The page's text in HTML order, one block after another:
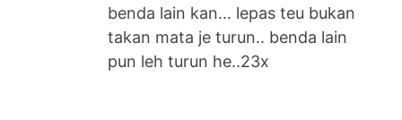
benda lain kan… lepas teu bukan
takan mata je turun.. benda lain
pun leh turun he..23x